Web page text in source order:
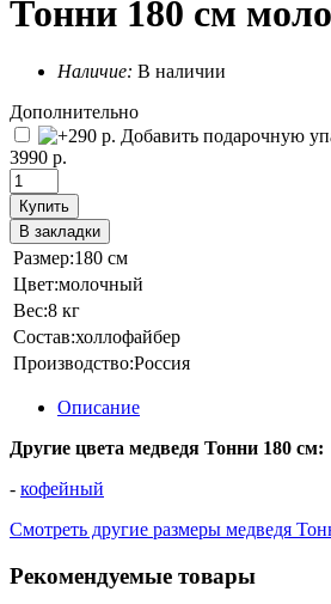
Тонни 180 см
Наличие: В наличии
Дополнительно
Добавить подарочную
3990 р.
Купить
В закладки
Размер:180 см
Цвет:молочный
Вес:8 кг
Состав:холлофайбер
Производство:Россия
Описание
Другие цвета медведя Тонни 180 см:
- кофейный
Смотреть другие размеры медведя
Рекомендуемые товары